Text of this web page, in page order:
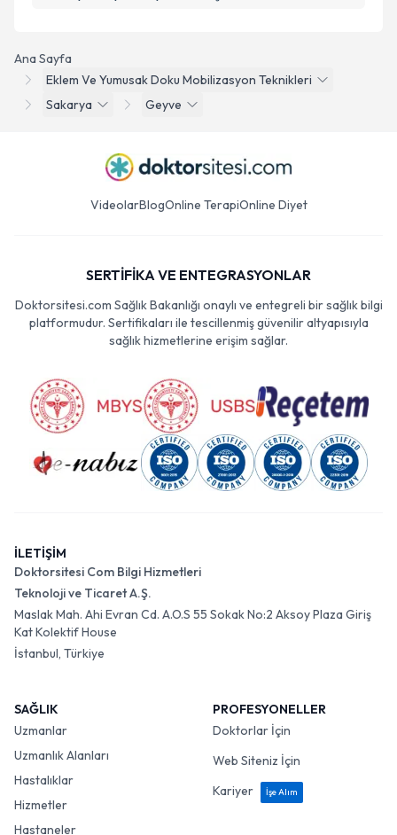
Ana Sayfa
Eklem Ve Yumusak Doku Mobilizasyon Teknikleri
Sakarya
Geyve
VideolarBlogOnline TerapiOnline Diyet
SERTİFİKA VE ENTEGRASYONLAR
Doktorsitesi.com Sağlık Bakanlığı onaylı ve entegreli bir sağlık bilgi
platformudur. Sertifikaları ile tescillenmiş güvenilir altyapısıyla
sağlık hizmetlerine erişim sağlar.
İLETİŞİM
Doktorsitesi Com Bilgi Hizmetleri
Teknoloji ve Ticaret A.Ş.
Maslak Mah. Ahi Evran Cd. A.O.S 55 Sokak No:2 Aksoy Plaza Giriş
Kat Kolektif House
İstanbul, Türkiye
SAĞLIK
Uzmanlar
Uzmanlık Alanları
Hastalıklar
Hizmetler
Hastaneler
PROFESYONELLER
Doktorlar İçin
Web Siteniz İçin
Kariyer
İşe Alım